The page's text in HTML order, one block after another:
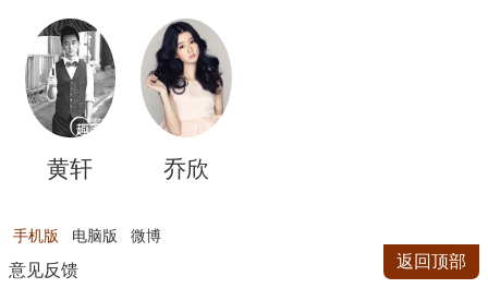
黄轩 乔欣
手机版 电脑版 微博
意见反馈 返回顶部